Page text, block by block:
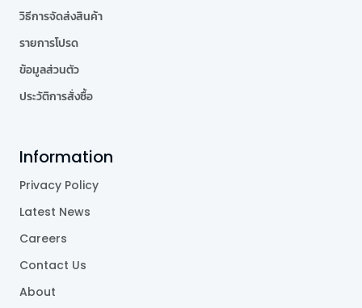
วิธีการจัดส่งสินค้า
รายการโปรด
ข้อมูลส่วนตัว
ประวัติการสั่งซื้อ
Information
Privacy Policy
Latest News
Careers
Contact Us
About